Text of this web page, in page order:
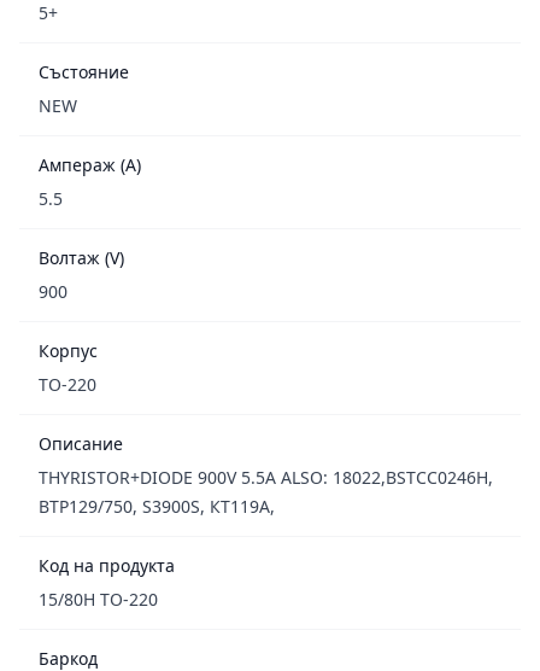
5+
Състояние
NEW
Ампераж (A)
5.5
Волтаж (V)
900
Корпус
TO-220
Описание
THYRISTOR+DIODE 900V 5.5A ALSO: 18022,BSTCC0246H,
BTP129/750, S3900S, КТ119А,
Код на продукта
15/80H TO-220
Баркод